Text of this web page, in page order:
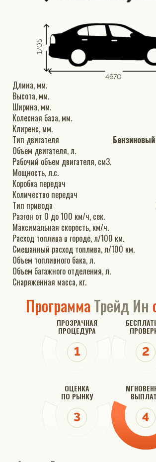
4670
1705
Длина, мм.
Высота, мм.
Ширина, мм.
Колесная база, мм.
Клиренс, мм.
Тип двигателя
Объем двигателя, л.
Рабочий объем двигателя, см3.
Мощность, л.с.
Коробка передач
Количество передач
Тип привода
Разгон от 0 до 100 км/ч, сек.
Максимальная скорость, км/ч.
Расход топлива в городе, л/100 км.
Смешанный расход топлива, л/100 км.
Объем топливного бака, л.
Объем багажного отделения, л.
Снаряженная масса, кг.
ПрограммаТрейд Ин
ПРОЗРАЧНАЯ
ПРОЦЕДУРА
ОЦЕНКА
ПО РЫНКУ